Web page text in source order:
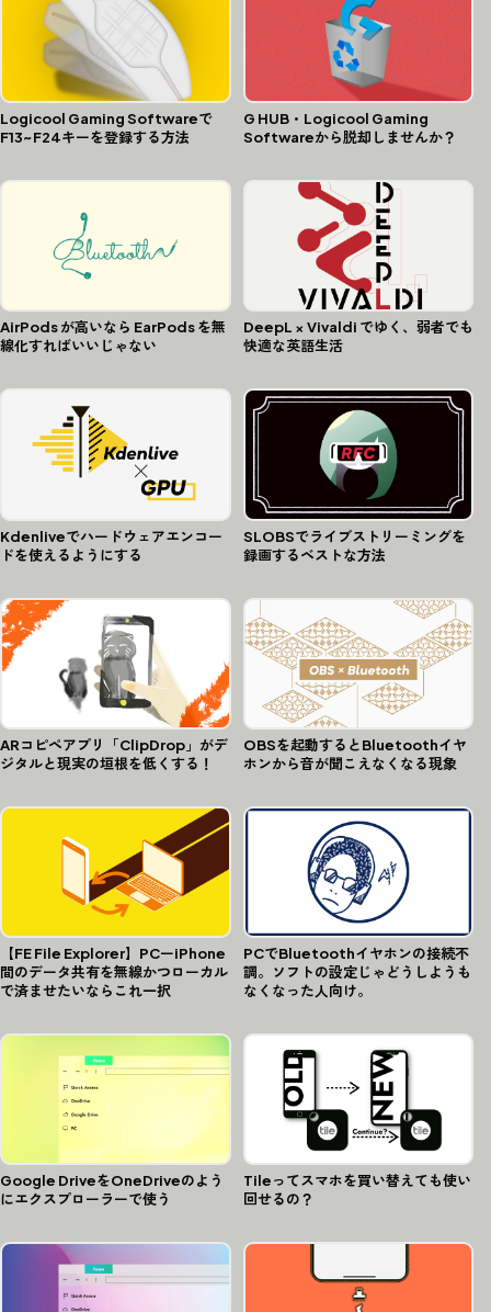
Logicool Gaming Softwareで
F13~F24キーを登録する方法
G HUB・Logicool Gaming
Softwareから脱却しませんか？
AirPods が高いなら EarPods を無
線化すればいいじゃない
DeepL × Vivaldi でゆく、弱者でも
快適な英語生活
Kdenliveでハードウェアエンコー
ドを使えるようにする
SLOBSでライブストリーミングを
録画するベストな方法
ARコピペアプリ「ClipDrop」がデ
ジタルと現実の垣根を低くする！
OBSを起動するとBluetoothイヤ
ホンから音が聞こえなくなる現象
【FE File Explorer】PCーiPhone
間のデータ共有を無線かつローカル
で済ませたいならこれ一択
PCでBluetoothイヤホンの接続不
調。ソフトの設定じゃどうしようも
なくなった人向け。
Google DriveをOneDriveのよう
にエクスプローラーで使う
Tileってスマホを買い替えても使い
回せるの？